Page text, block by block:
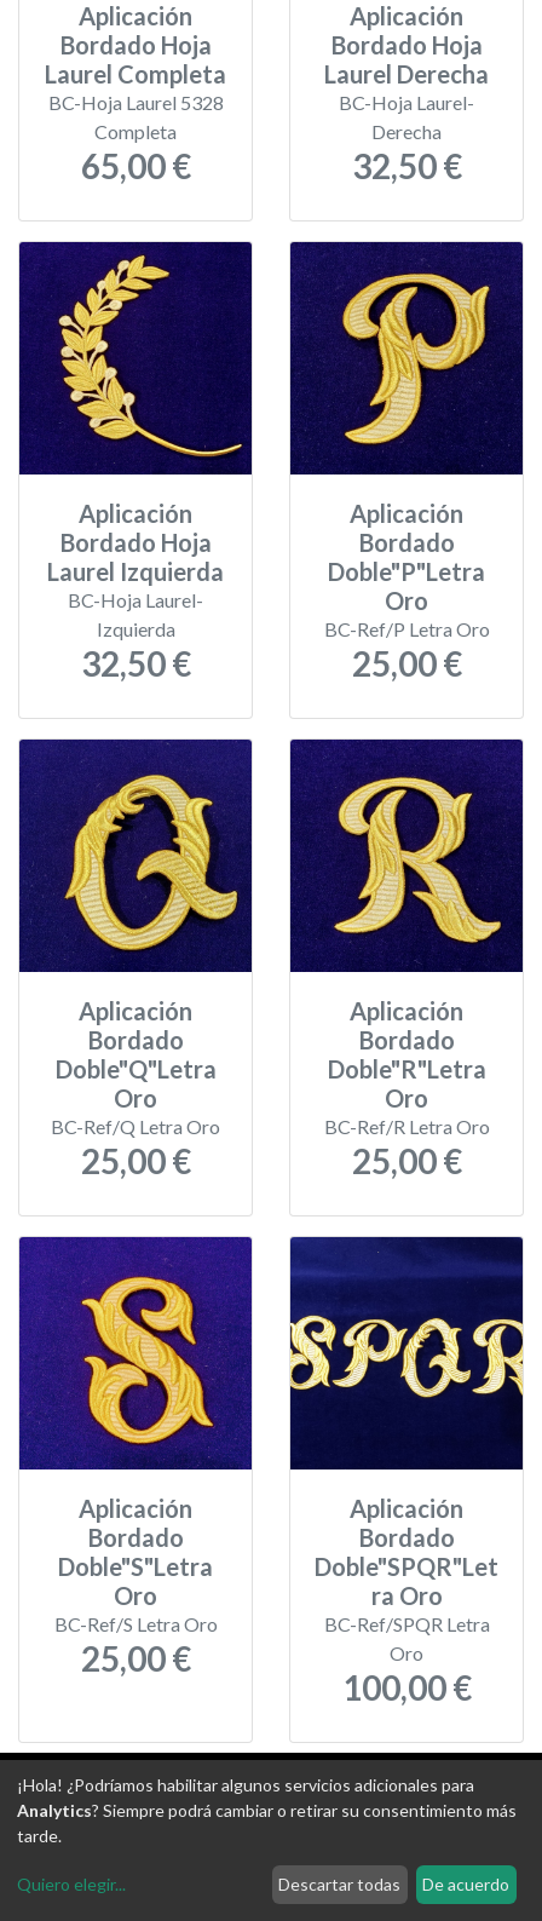
Aplicación
Bordado Hoja
Laurel Completa
BC-Hoja Laurel 5328
Completa
65,00 €
Aplicación
Bordado Hoja
Laurel Derecha
BC-Hoja Laurel-
Derecha
32,50 €
Aplicación
Bordado Hoja
Laurel Izquierda
BC-Hoja Laurel-
Izquierda
32,50 €
Aplicación
Bordado
Doble"P"Letra
Oro
BC-Ref/P Letra Oro
25,00 €
Aplicación
Bordado
Doble"Q"Letra
Oro
BC-Ref/Q Letra Oro
25,00 €
Aplicación
Bordado
Doble"R"Letra
Oro
BC-Ref/R Letra Oro
25,00 €
Aplicación
Bordado
Doble"S"Letra
Oro
BC-Ref/S Letra Oro
25,00 €
Aplicación
Bordado
Doble"SPQR"Let
ra Oro
BC-Ref/SPQR Letra
Oro
100,00 €
Aviso legal-Política de privacidad-Política de devoluciones
@ Tejidos escudero web
¡Hola! ¿Podríamos habilitar algunos servicios adicionales para
Analytics? Siempre podrá cambiar o retirar su consentimiento más
tarde.
Quiero elegir... Descartar todas De acuerdo